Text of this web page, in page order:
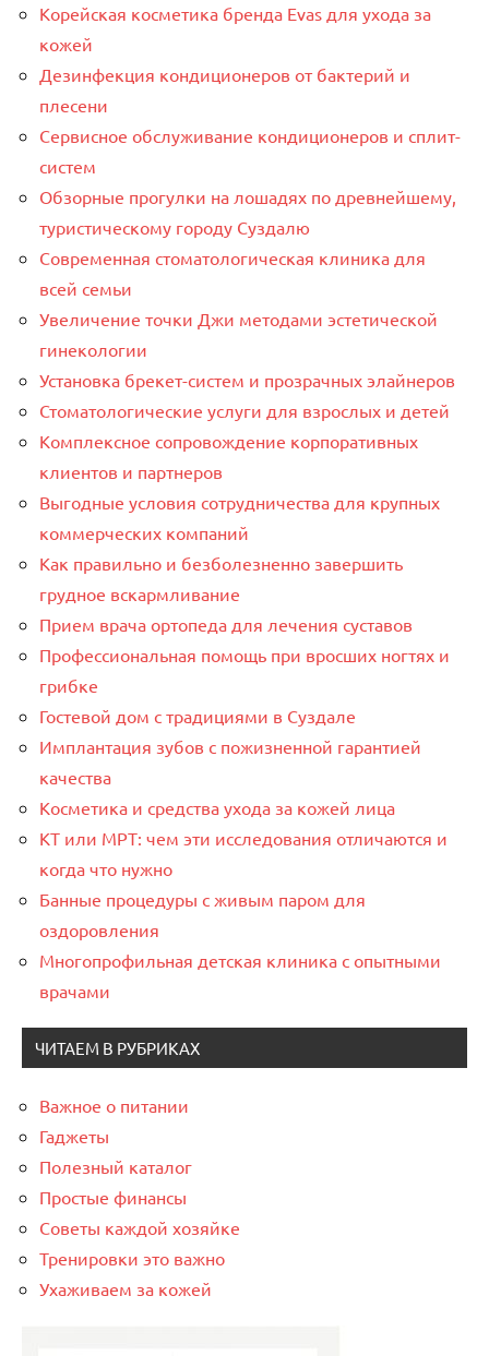
Корейская косметика бренда Evas для ухода за
кожей
Дезинфекция кондиционеров от бактерий и
плесени
Сервисное обслуживание кондиционеров и сплит-
систем
Обзорные прогулки на лошадях по древнейшему,
туристическому городу Суздалю
Современная стоматологическая клиника для
всей семьи
Увеличение точки Джи методами эстетической
гинекологии
Установка брекет-систем и прозрачных элайнеров
Стоматологические услуги для взрослых и детей
Комплексное сопровождение корпоративных
клиентов и партнеров
Выгодные условия сотрудничества для крупных
коммерческих компаний
Как правильно и безболезненно завершить
грудное вскармливание
Прием врача ортопеда для лечения суставов
Профессиональная помощь при вросших ногтях и
грибке
Гостевой дом с традициями в Суздале
Имплантация зубов с пожизненной гарантией
качества
Косметика и средства ухода за кожей лица
КТ или МРТ: чем эти исследования отличаются и
когда что нужно
Банные процедуры с живым паром для
оздоровления
Многопрофильная детская клиника с опытными
врачами
ЧИТАЕМ В РУБРИКАХ
Важное о питании
Гаджеты
Полезный каталог
Простые финансы
Советы каждой хозяйке
Тренировки это важно
Ухаживаем за кожей